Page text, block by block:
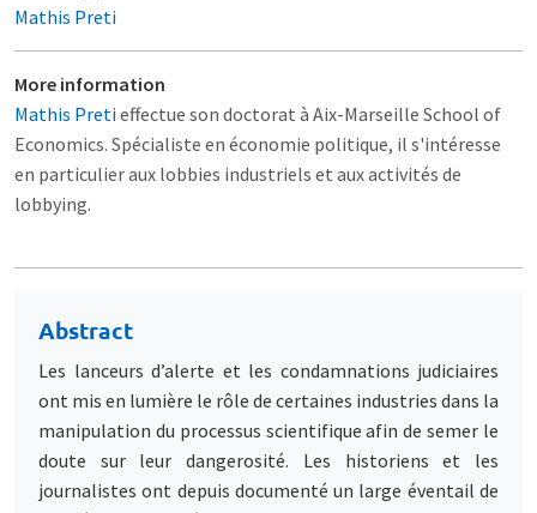
Mathis Preti
More information
Mathis Pretieffectue son doctorat à Aix-Marseille School of
Economics. Spécialiste en économie politique, il s'intéresse
en particulier aux lobbies industriels et aux activités de
lobbying.
Abstract
Les lanceurs d’alerte et les condamnations judiciaires
ont mis en lumière le rôle de certaines industries dans la
manipulation du processus scientifique afin de semer le
doute sur leur dangerosité. Les historiens et les
journalistes ont depuis documenté un large éventail de